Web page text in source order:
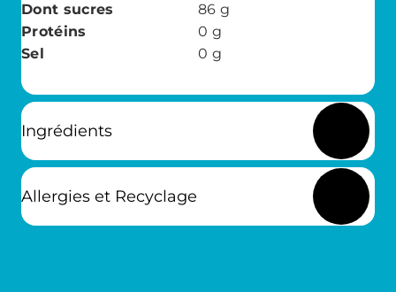
Dont sucres
86 g
Protéins
0 g
Sel
0 g
Ingrédients
Allergies et Recyclage